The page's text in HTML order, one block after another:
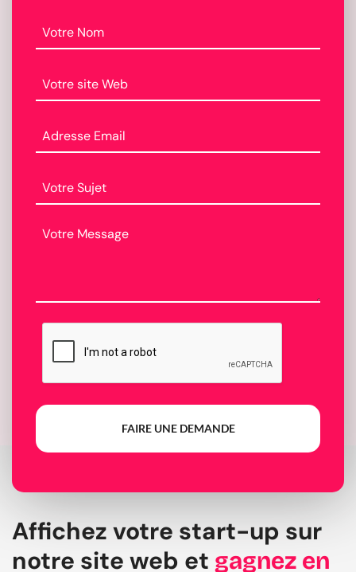
FAIRE UNE DEMANDE
Affichez votre start-up sur
notre site web et gagnez en